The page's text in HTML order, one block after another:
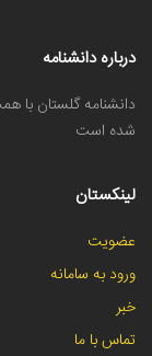
درباره دانشنامه
دانشنامه گلستان با
شده است
لینکستان
عضویت
ورود به سامانه
خبر
تماس با ما